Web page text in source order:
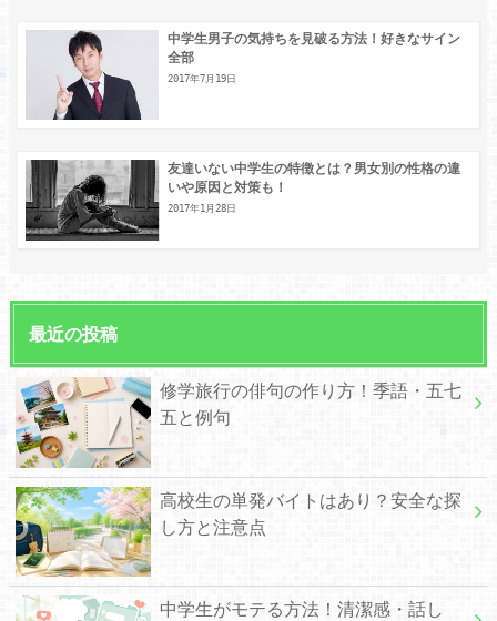
中学生男子の気持ちを見破る方法！好きなサイン
全部
2017年7月19日
友達いない中学生の特徴とは？男女別の性格の違
いや原因と対策も！
2017年1月28日
最近の投稿
修学旅行の俳句の作り方！季語・五七
五と例句
高校生の単発バイトはあり？安全な探
し方と注意点
中学生がモテる方法！清潔感・話し